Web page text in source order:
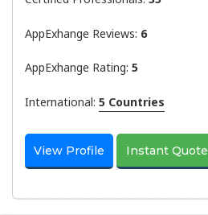
AppExhange Reviews: 6
AppExhange Rating: 5
International: 5 Countries
View Profile Instant Quote